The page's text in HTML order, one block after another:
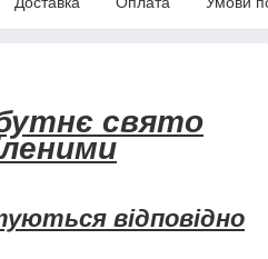
свято
відповідно